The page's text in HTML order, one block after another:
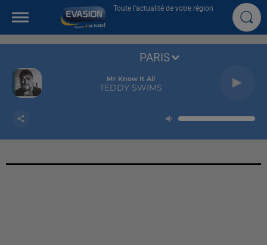
Toute l'actualité de votre région
Mr Know It All
TEDDY SWIMS
PARIS